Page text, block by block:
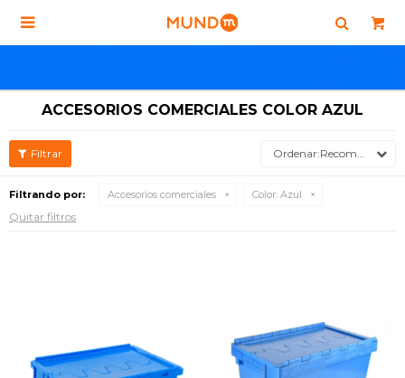

ACCESORIOS COMERCIALES COLOR AZUL
Recomendados
Filtrando por: Accesorios comerciales Color: Azul
Quitar filtros